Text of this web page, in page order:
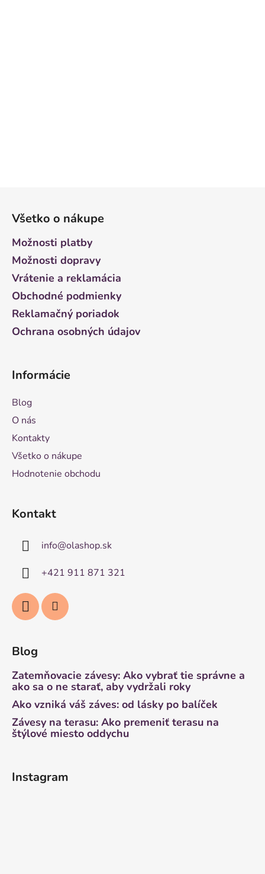
Všetko o nákupe
Možnosti platby
Možnosti dopravy
Vrátenie a reklamácia
Obchodné podmienky
Reklamačný poriadok
Ochrana osobných údajov
Informácie
Blog
O nás
Kontakty
Všetko o nákupe
Hodnotenie obchodu
Kontakt
info@olashop.sk
+421 911 871 321
Blog
Zatemňovacie závesy: Ako vybrať tie správne a
ako sa o ne starať, aby vydržali roky
Ako vzniká váš záves: od lásky po balíček
Závesy na terasu: Ako premeniť terasu na
štýlové miesto oddychu
Instagram